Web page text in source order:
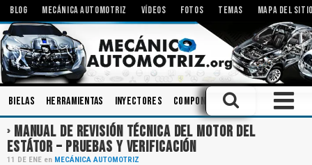
BLOG MECÁNICA AUTOMOTRIZ VÍDEOS FOTOS TEMAS MAPA DEL
Bielas Herramientas Inyectores Componentes Modificaciones
MANUAL DE REVISIÓN TÉCNICA DEL MOTOR DEL
ESTÁTOR – PRUEBAS Y VERIFICACIÓN
11 DE ENE en MECÁNICA AUTOMOTRIZ